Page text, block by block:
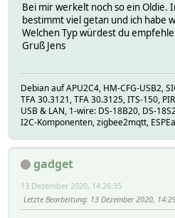
Bei mir werkelt noch so ein Oldie.
bestimmt viel getan und ich habe
Welchen Typ würdest du
Gruß Jens
Debian auf APU2C4, HM-CFG-USB2,
TFA 30.3121, TFA 30.3125, ITS-150,
USB & LAN, 1-wire: DS-18B20, DS-
I2C-Komponenten, zigbee2mqtt,
gadget
13 Dezember 2020, 14:26:35
Letzte Bearbeitung: 13 Dezember 2020,